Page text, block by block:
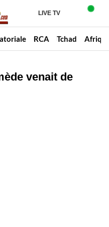
LIVE TV
RCA Tchad
venait de